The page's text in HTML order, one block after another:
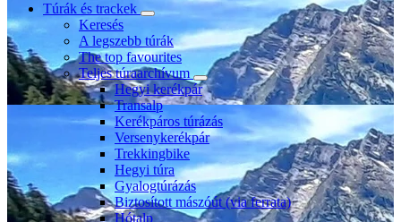
Túrák és trackek
Keresés
A legszebb túrák
The top favourites
Teljes túraarchívum
Hegyi kerékpár
Transalp
Kerékpáros túrázás
Versenykerékpár
Trekkingbike
Hegyi túra
Gyalogtúrázás
Biztosított mászóút (via ferrata)
Hótalp